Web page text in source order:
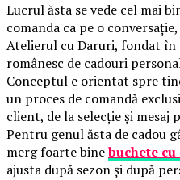
Lucrul ăsta se vede cel mai
comanda ca pe o
Atelierul cu Daruri, fondat în
românesc de cadouri
Conceptul e orientat spre
un proces de comandă
client, de la selecție și mesaj
Pentru genul ăsta de cadou
merg foarte binebuchete cu
ajusta după sezon și după